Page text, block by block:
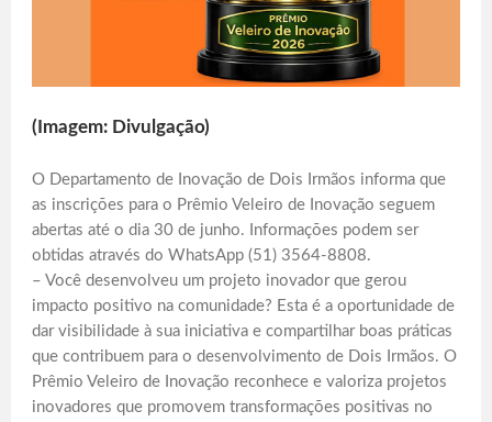
(Imagem: Divulgação)
O Departamento de Inovação de Dois Irmãos informa que
as inscrições para o Prêmio Veleiro de Inovação seguem
abertas até o dia 30 de junho. Informações podem ser
obtidas através do WhatsApp (51) 3564-8808.
– Você desenvolveu um projeto inovador que gerou
impacto positivo na comunidade? Esta é a oportunidade de
dar visibilidade à sua iniciativa e compartilhar boas práticas
que contribuem para o desenvolvimento de Dois Irmãos. O
Prêmio Veleiro de Inovação reconhece e valoriza projetos
inovadores que promovem transformações positivas no